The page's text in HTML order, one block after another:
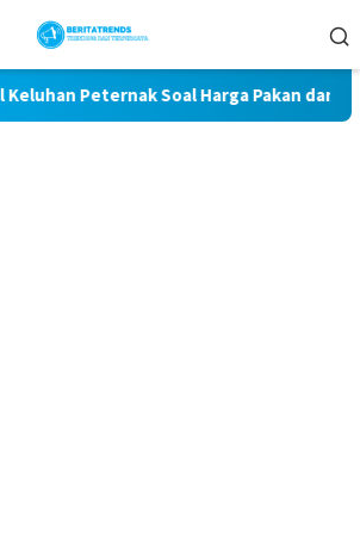
Peternak Soal Harga Pakan dan Telur